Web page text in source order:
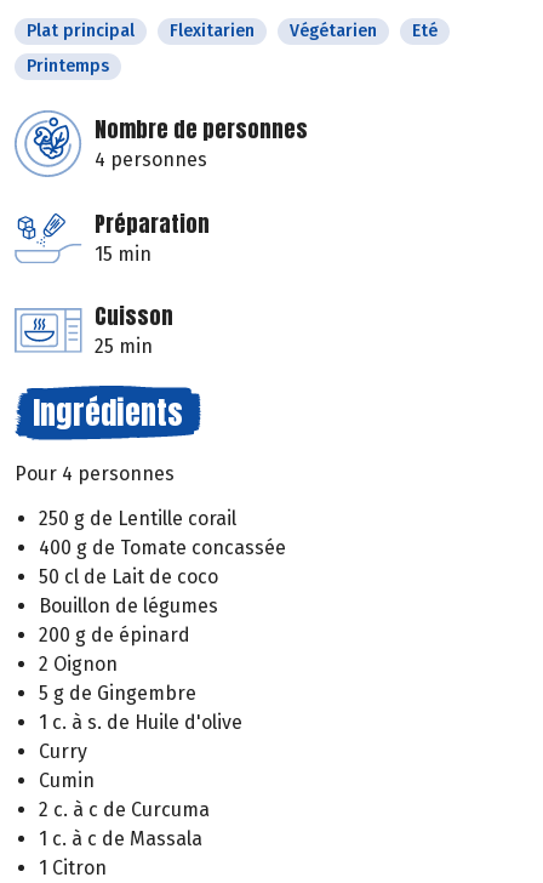
Plat principal Flexitarien Végétarien
Eté
Printemps
Nombre de personnes
4 personnes
Préparation
15 min
Cuisson
25 min
Ingrédients
Pour 4 personnes
250 g de Lentille corail
400 g de Tomate concassée
50 cl de Lait de coco
Bouillon de légumes
200 g de épinard
2 Oignon
5 g de Gingembre
1 c. à s. de Huile d'olive
Curry
Cumin
2 c. à c de Curcuma
1 c. à c de Massala
1 Citron